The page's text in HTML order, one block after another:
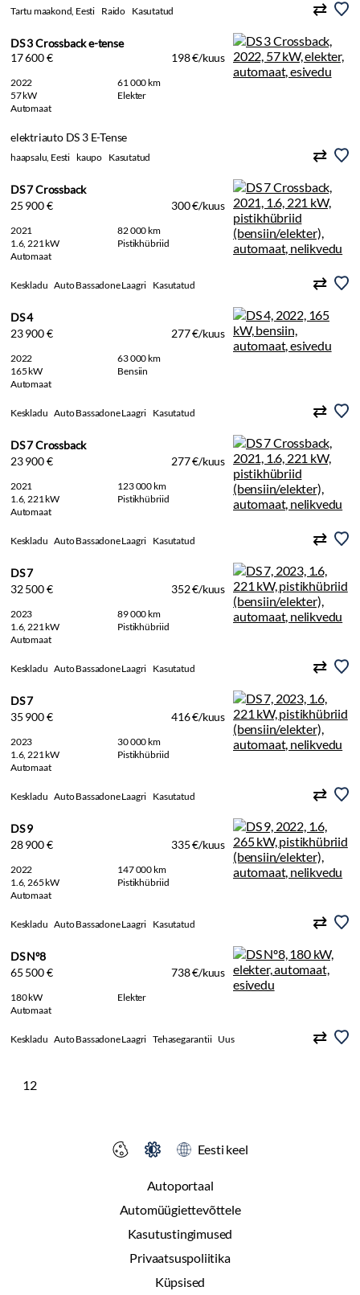
Tartu maakond, Eesti Raido Kasutatud
DS 3 Crossback e-tense
17 600 €
198 €/kuus
2022
61 000 km
57 kW
Elekter
Automaat
elektriauto DS 3 E-Tense
haapsalu, Eesti kaupo Kasutatud
DS 7 Crossback
25 900 €
300 €/kuus
2021
82 000 km
1.6, 221 kW
Pistikhübriid
Automaat
Keskladu Auto Bassadone Laagri Kasutatud
DS 4
23 900 €
277 €/kuus
2022
63 000 km
165 kW
Bensiin
Automaat
Keskladu Auto Bassadone Laagri Kasutatud
DS 7 Crossback
23 900 €
277 €/kuus
2021
123 000 km
1.6, 221 kW
Pistikhübriid
Automaat
Keskladu Auto Bassadone Laagri Kasutatud
DS 7
32 500 €
352 €/kuus
2023
89 000 km
1.6, 221 kW
Pistikhübriid
Automaat
Keskladu Auto Bassadone Laagri Kasutatud
DS 7
35 900 €
416 €/kuus
2023
30 000 km
1.6, 221 kW
Pistikhübriid
Automaat
Keskladu Auto Bassadone Laagri Kasutatud
DS 9
28 900 €
335 €/kuus
2022
147 000 km
1.6, 265 kW
Pistikhübriid
Automaat
Keskladu Auto Bassadone Laagri Kasutatud
DS Nº8
65 500 €
738 €/kuus
180 kW
Elekter
Automaat
Keskladu Auto Bassadone Laagri Tehasegarantii Uus
12
Autoportaal
Automüügiettevõttele
Kasutustingimused
Privaatsuspoliitika
Küpsised
Eesti keel